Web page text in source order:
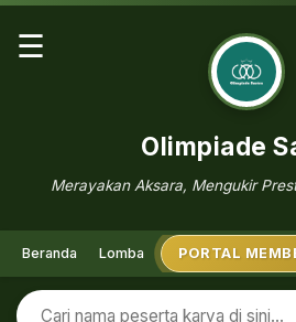
☰
Olimpiade
Merayakan Aksara, Mengukir
Beranda Lomba PORTAL